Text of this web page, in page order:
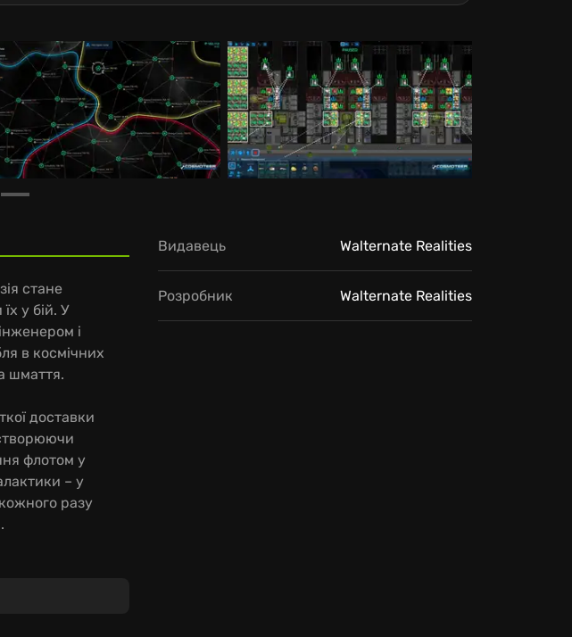
стане
у бій. У
і
в космічних
шмаття.
доставки
флотом у
– у
разу
Видавець Walternate Realities
Розробник Walternate Realities